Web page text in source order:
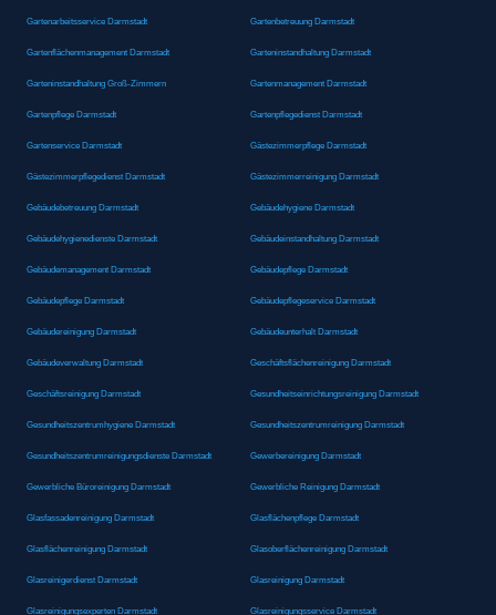
Gartenarbeitsservice Darmstadt Gartenbetreuung Darmstadt
Gartenflächenmanagement Darmstadt Garteninstandhaltung Darmstadt
Garteninstandhaltung Groß-Zimmern Gartenmanagement Darmstadt
Gartenpflege Darmstadt Gartenpflegedienst Darmstadt
Gartenservice Darmstadt Gästezimmerpflege Darmstadt
Gästezimmerpflegedienst Darmstadt Gästezimmerreinigung Darmstadt
Gebäudebetreuung Darmstadt Gebäudehygiene Darmstadt
Gebäudehygienedienste Darmstadt Gebäudeinstandhaltung Darmstadt
Gebäudemanagement Darmstadt Gebäudepflege Darmstadt
Gebäudepflege Darmstadt Gebäudepflegeservice Darmstadt
Gebäudereinigung Darmstadt Gebäudeunterhalt Darmstadt
Gebäudeverwaltung Darmstadt Geschäftsflächenreinigung Darmstadt
Geschäftsreinigung Darmstadt Gesundheitseinrichtungsreinigung Darmstadt
Gesundheitszentrumhygiene Darmstadt Gesundheitszentrumreinigung Darmstadt
Gesundheitszentrumreinigungsdienste Darmstadt Gewerbereinigung Darmstadt
Gewerbliche Büroreinigung Darmstadt Gewerbliche Reinigung Darmstadt
Glasfassadenreinigung Darmstadt Glasflächenpflege Darmstadt
Glasflächenreinigung Darmstadt Glasoberflächenreinigung Darmstadt
Glasreinigerdienst Darmstadt Glasreinigung Darmstadt
Glasreinigungsexperten Darmstadt Glasreinigungsservice Darmstadt